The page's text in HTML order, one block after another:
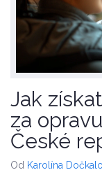
Jak
za
České
Od Karolína